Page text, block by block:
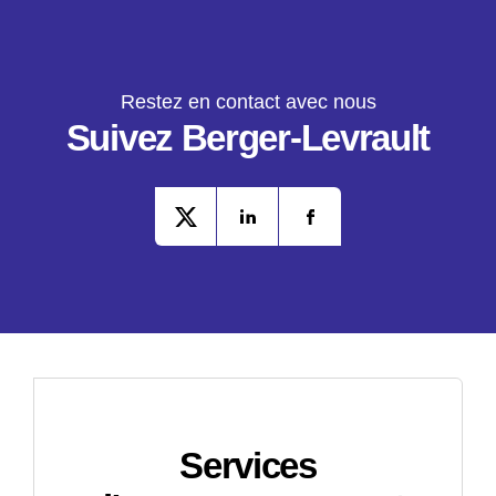
Restez en contact avec nous
Suivez Berger-Levrault
Services